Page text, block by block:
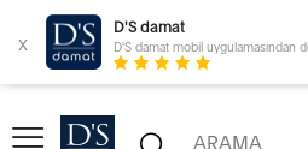
x
D'S damat
D'S damat mobil uygulamasından